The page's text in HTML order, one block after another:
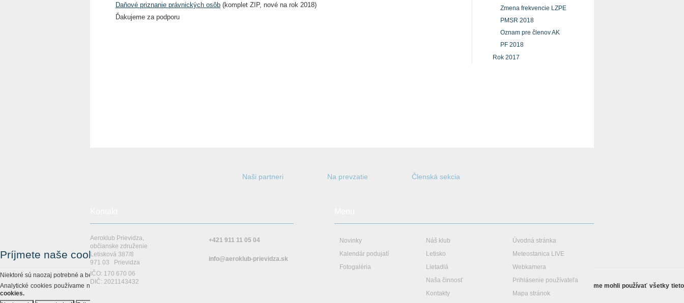
Zmena frekvencie LZPE
PMSR 2018
Oznam pre členov AK
PF 2018
Rok 2017
Daňové priznanie právnických osôb (komplet ZIP, nové na rok 2018)
Ďakujeme za podporu
Naši partneri Na prevzatie Členská sekcia
Aeroklub Prievidza,
občianske združenie
Letisková 387/8
971 03 Prievidza
IČO: 170 670 06
DIČ: 2021143432
+421 911 11 05 04
info@aeroklub-prievidza.sk
Novinky
Kalendár podujatí
Fotogaléria
Náš klub
Letisko
Lietadlá
Naša činnosť
Kontakty
Úvodná stránka
Meteostanica LIVE
Webkamera
Prihlásenie používateľa
Mapa stránok
Príjmete naše cookies?
Niektoré sú naozaj potrebné a bez nich by stránka vôbec nefungovala.
Analytické cookies používame na zlepšovanie funkčnosti stránky, personalizačné cookies na jej prispôsobenie pre vás a marketingové cookies na zobrazenie relevantnej reklamy.
Veľmi by nám pomohlo, keby sme mohli používať všetky tieto
cookies.